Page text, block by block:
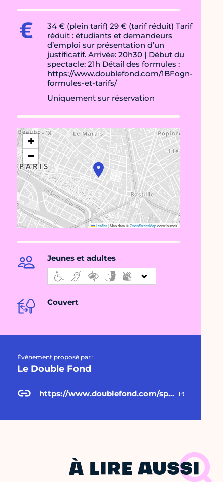
34 € (plein tarif) 29 € (tarif réduit) Tarif
réduit : étudiants et demandeurs
d’emploi sur présentation d’un
justificatif. Arrivée: 20h30 | Début du
spectacle: 21h Détail des formules :
https://www.doublefond.com/1BFogn-
formules-et-tarifs/
Uniquement sur réservation
+
−
Leaflet|Map data ©OpenStreetMapcontributors
Jeunes et adultes
Couvert
Évènement proposé par :
Le Double Fond
https://www.doublefond.com/spectacles/miniatures/
À LIRE AUSSI